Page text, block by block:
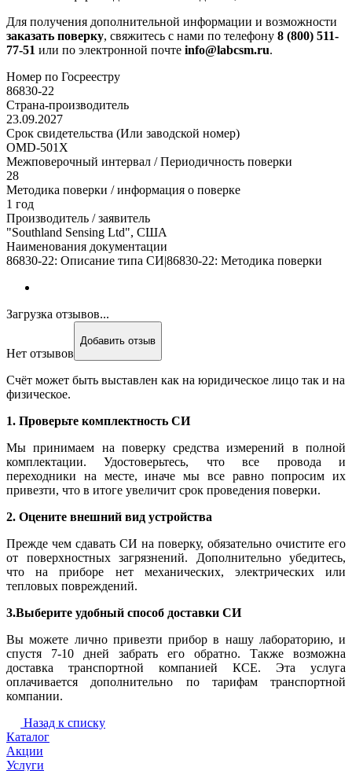
Для получения дополнительной информации и возможности
заказать поверку, свяжитесь с нами по телефону 8 (800) 511-
77-51 или по электронной почте info@labcsm.ru.
Номер по Госреестру
86830-22
Страна-производитель
23.09.2027
Срок свидетельства (Или заводской номер)
OMD-501X
Межповерочный интервал / Периодичность поверки
28
Методика поверки / информация о поверке
1 год
Производитель / заявитель
"Southland Sensing Ltd", США
Наименования документации
86830-22: Описание типа СИ|86830-22: Методика поверки
Загрузка отзывов...
Нет отзывов
Добавить отзыв
Счёт может быть выставлен как на юридическое лицо так и на
физическое.
1. Проверьте комплектность СИ
Мы принимаем на поверку средства измерений в полной
комплектации. Удостоверьтесь, что все провода и
переходники на месте, иначе мы все равно попросим их
привезти, что в итоге увеличит срок проведения поверки.
2. Оцените внешний вид устройства
Прежде чем сдавать СИ на поверку, обязательно очистите его
от поверхностных загрязнений. Дополнительно убедитесь,
что на приборе нет механических, электрических или
тепловых повреждений.
3.Выберите удобный способ доставки СИ
Вы можете лично привезти прибор в нашу лабораторию, и
спустя 7-10 дней забрать его обратно. Также возможна
доставка транспортной компанией КСЕ. Эта услуга
оплачивается дополнительно по тарифам транспортной
компании.
Назад к списку
Каталог
Акции
Услуги